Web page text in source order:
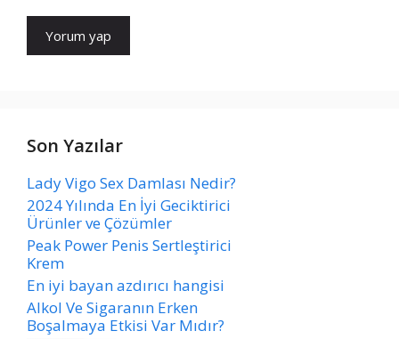
Son Yazılar
Lady Vigo Sex Damlası Nedir?
2024 Yılında En İyi Geciktirici
Ürünler ve Çözümler
Peak Power Penis Sertleştirici
Krem
En iyi bayan azdırıcı hangisi
Alkol Ve Sigaranın Erken
Boşalmaya Etkisi Var Mıdır?